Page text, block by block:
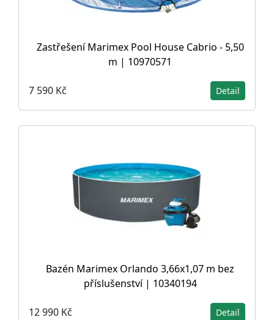
Zastřešení Marimex Pool House Cabrio - 5,50
m | 10970571
7 590 Kč Detail
Bazén Marimex Orlando 3,66x1,07 m bez
příslušenství | 10340194
12 990 Kč Detail